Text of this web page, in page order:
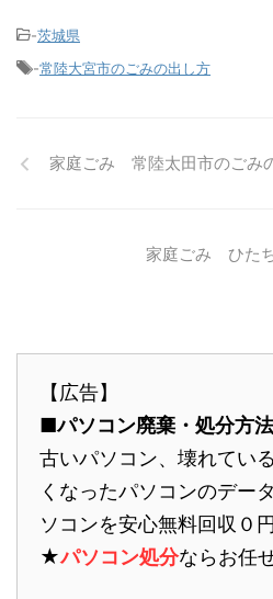
-茨城県
-常陸大宮市のごみの出し方
家庭ごみ 常陸太田市のごみ
家庭ごみ ひた
【広告】
■パソコン廃棄・処分方法
古いパソコン、壊れてい
くなったパソコンのデー
ソコンを安心無料回収０
★パソコン処分ならお任